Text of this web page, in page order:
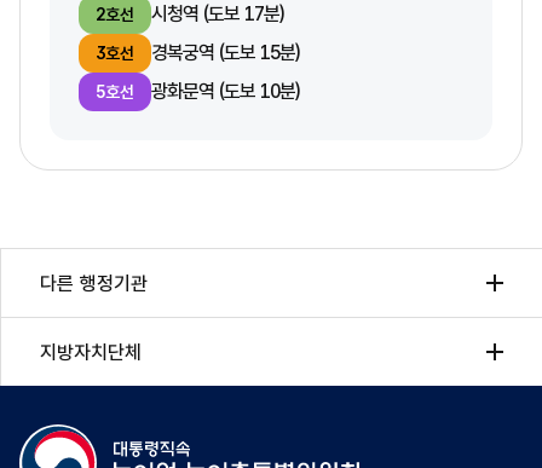
2호선 시청역 (도보 17분)
3호선 경복궁역 (도보 15분)
5호선 광화문역 (도보 10분)
다른 행정기관
지방자치단체